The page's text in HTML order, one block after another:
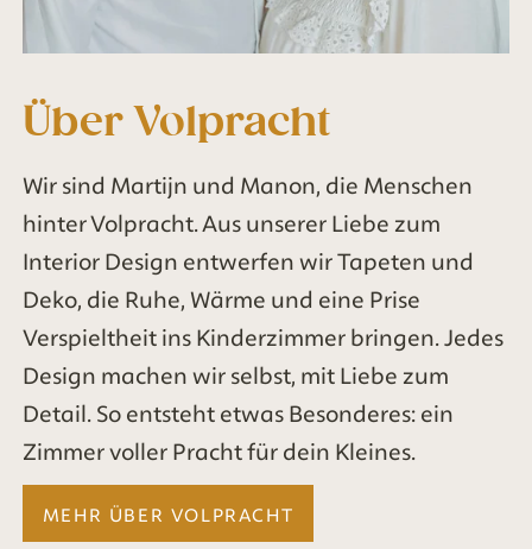
Über Volpracht
Wir sind Martijn und Manon, die Menschen
hinter Volpracht. Aus unserer Liebe zum
Interior Design entwerfen wir Tapeten und
Deko, die Ruhe, Wärme und eine Prise
Verspieltheit ins Kinderzimmer bringen. Jedes
Design machen wir selbst, mit Liebe zum
Detail. So entsteht etwas Besonderes: ein
Zimmer voller Pracht für dein Kleines.
MEHR ÜBER VOLPRACHT